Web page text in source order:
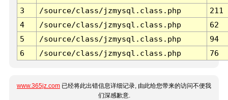
3 /source/class/jzmysql.class.php
211
4
/source/class/jzmysql.class.php
62
5
/source/class/jzmysql.class.php
94
6
/source/class/jzmysql.class.php 76
www.365jz.com 已经将此出错信息详细记录, 由此给您带来的访问不便我
们深感歉意.